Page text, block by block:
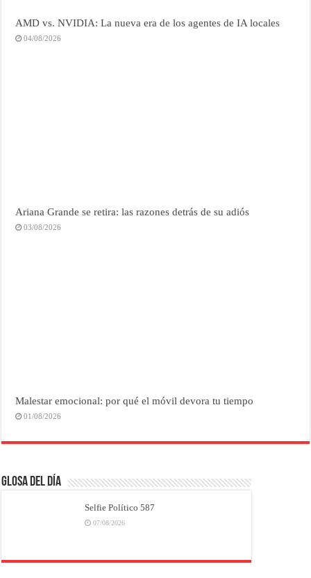
AMD vs. NVIDIA: La nueva era de los agentes de IA locales
04/08/2026
Ariana Grande se retira: las razones detrás de su adiós
03/08/2026
Malestar emocional: por qué el móvil devora tu tiempo
01/08/2026
Glosa del Día
Selfie Político 587
07/08/2026